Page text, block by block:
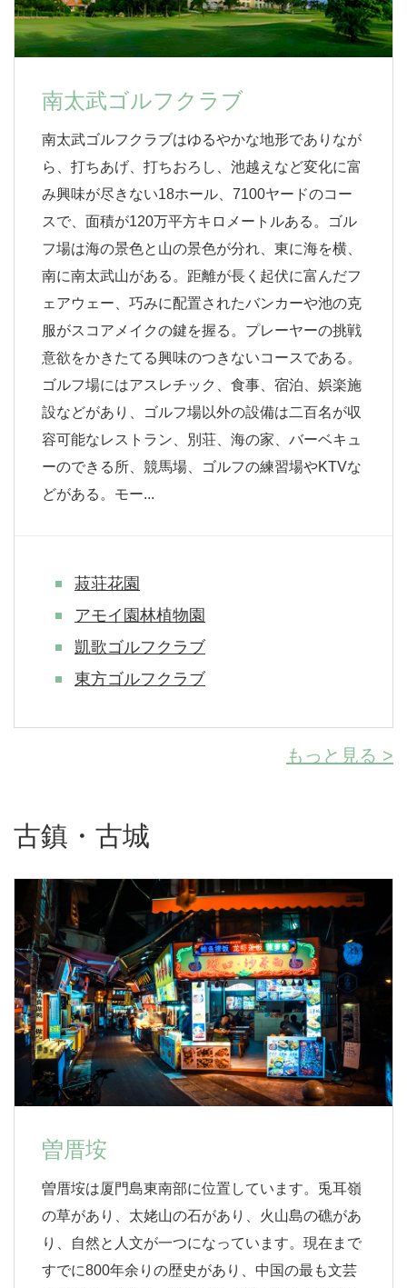
南太武ゴルフクラブ
南太武ゴルフクラブはゆるやかな地形でありなが
ら、打ちあげ、打ちおろし、池越えなど変化に富
み興味が尽きない18ホール、7100ヤードのコー
スで、面積が120万平方キロメートルある。ゴル
フ場は海の景色と山の景色が分れ、東に海を横、
南に南太武山がある。距離が長く起伏に富んだフ
ェアウェー、巧みに配置されたバンカーや池の克
服がスコアメイクの鍵を握る。プレーヤーの挑戦
意欲をかきたてる興味のつきないコースである。
ゴルフ場にはアスレチック、食事、宿泊、娯楽施
設などがあり、ゴルフ場以外の設備は二百名が収
容可能なレストラン、別荘、海の家、バーベキュ
ーのできる所、競馬場、ゴルフの練習場やKTVな
どがある。モー...
菽荘花園
アモイ園林植物園
凱歌ゴルフクラブ
東方ゴルフクラブ
もっと見る >
古鎮・古城
​曽厝垵
曽厝垵は厦門島東南部に位置しています。兎耳嶺
の草があり、太姥山の石があり、火山島の礁があ
り、自然と人文が一つになっています。現在まで
すでに800年余りの歴史があり、中国の最も文芸